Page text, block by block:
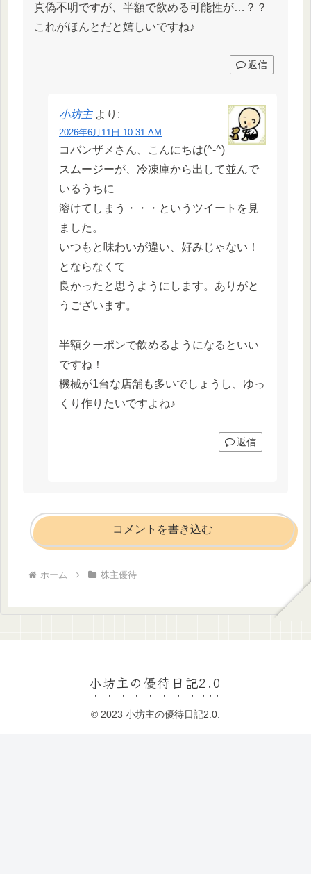
真偽不明ですが、半額で飲める可能性が…？？
これがほんとだと嬉しいですね♪
返信
小坊主 より:
2026年6月11日 10:31 AM
コバンザメさん、こんにちは(^-^)
スムージーが、冷凍庫から出して並んで
いるうちに
溶けてしまう・・・というツイートを見
ました。
いつもと味わいが違い、好みじゃない！
とならなくて
良かったと思うようにします。ありがと
うございます。
半額クーポンで飲めるようになるといい
ですね！
機械が1台な店舗も多いでしょうし、ゆっ
くり作りたいですよね♪
返信
コメントを書き込む
ホーム 株主優待
小坊主の優待日記2.0
© 2023 小坊主の優待日記2.0.